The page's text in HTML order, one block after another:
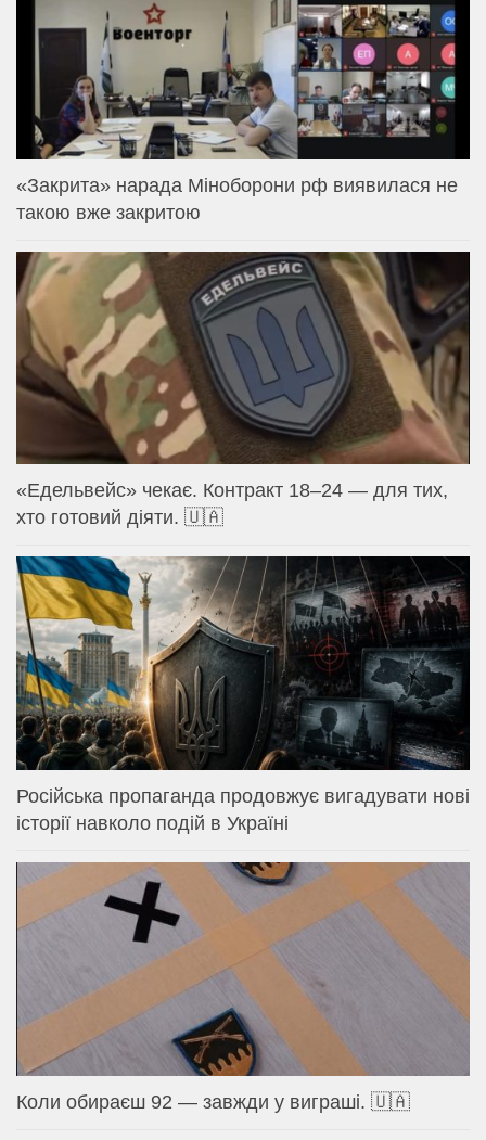
«Закрита» нарада Міноборони рф виявилася не
такою вже закритою
«Едельвейс» чекає. Контракт 18–24 — для тих,
хто готовий діяти. 🇺🇦
Російська пропаганда продовжує вигадувати нові
історії навколо подій в Україні
Коли обираєш 92 — завжди у виграші. 🇺🇦